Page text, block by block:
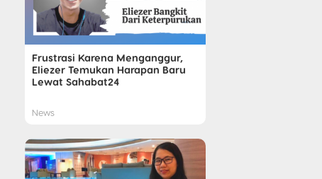
Frustrasi Karena Menganggur,
Eliezer Temukan Harapan Baru
Lewat Sahabat24
News